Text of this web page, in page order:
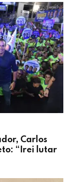
Carlos
“Irei lutar